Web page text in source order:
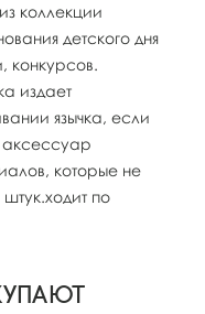
коллекции
детского дня
конкурсов.
издает
язычка, если
аксессуар
которые не
по